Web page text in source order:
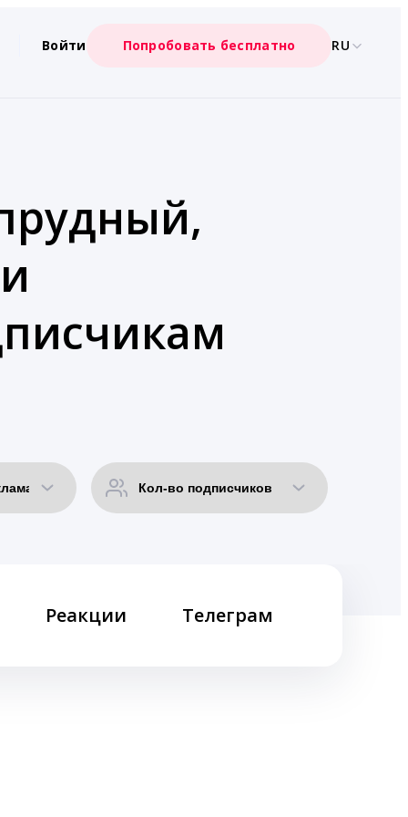
Войти Попробовать бесплатно RU
Реакции Телеграм